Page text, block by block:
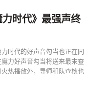
时代》最强声终
时代的好声音勾当也正在同
力好声音勾当将送来最末查
热播放外，导师和队查核也